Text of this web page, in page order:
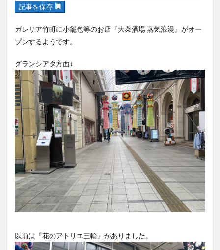
記事を保存
ガレリア竹町に小籠包等のお店『大衆酒場 蒸気浪漫』がオー
プンするようです。
グランシアタ方面↓
以前は『花のアトリエ三輪』がありました。
ビアガーデン
ヘルシー
ラバーダック
リンクスクエア
レトロ
レンタサイクル
中央町
中津市 中華料理 九重町
休業
佐伯市
佐伯市ランチ 佐賀関
体験レポ
保護猫
催事 公園 冬 初詣
別府市
別府観光 古国府 古墳
古物
古着
台湾料理 和菓子
和食
国東市
地獄めぐり 城島高原パーク
壁画
夏祭り
外貨両替機
大分みなと祭り
大分グルメ
大分スイーツ
大分ランチ
大分三好ヴァイセアドラー
大分市
大分市美術館
大分駅近く
大神ファーム
大谷翔平選手